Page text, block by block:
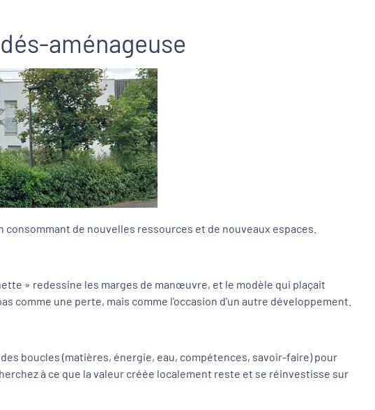
aménageuse
de nouvelles ressources et de nouveaux espaces.
» redessine les marges de manœuvre, et le modèle qui plaçait
comme une perte, mais comme l'occasion d'un autre développement.
boucles (matières, énergie, eau, compétences, savoir-faire) pour
à ce que la valeur créée localement reste et se réinvestisse sur